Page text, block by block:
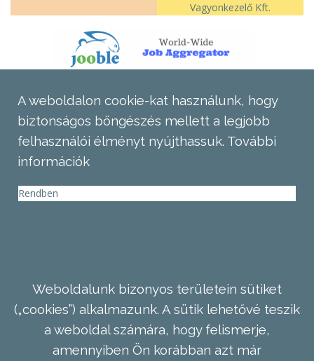
Vagyonkezelő Kft.
A weboldalon cookie-kat használunk, hogy
biztonságos böngészés mellett a legjobb
felhasználói élményt nyújthassuk. További
információk
Rendben
Weboldalunk bizonyos területein sütiket
(„cookies”) alkalmazunk. A sütik lehetővé teszik
a weboldal számára, hogy felismerje,
amennyiben Ön korábban azt már